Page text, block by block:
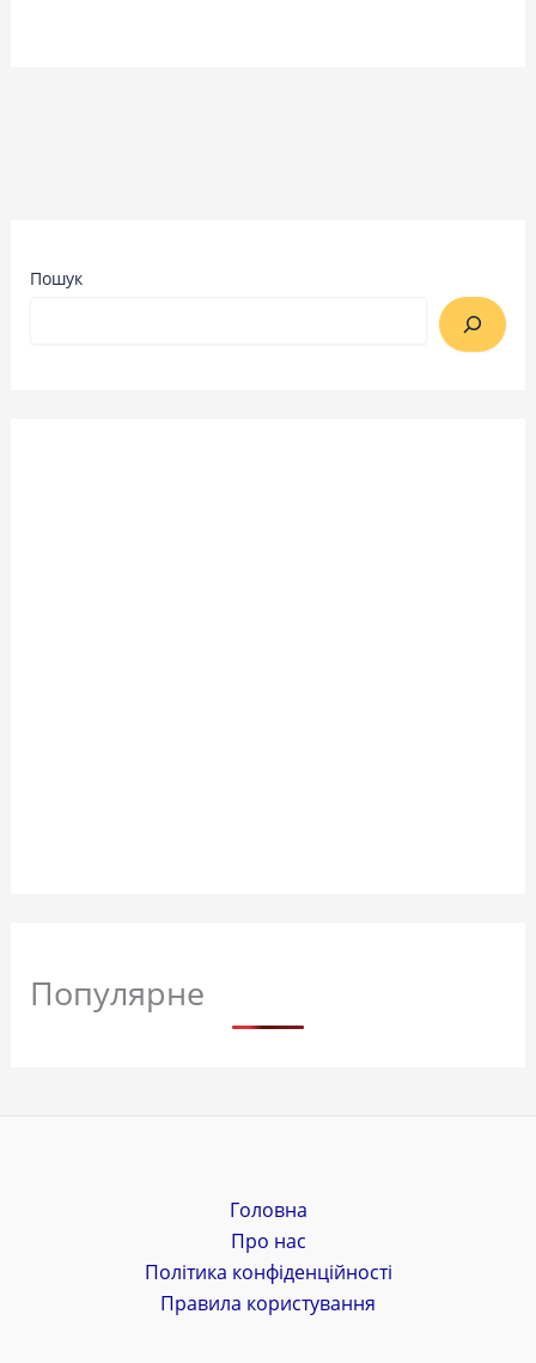
Пошук
Популярне
Головна
Про нас
Політика конфіденційності
Правила користування